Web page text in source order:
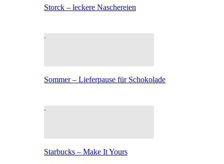
Storck – leckere Naschereien
Sommer – Lieferpause für Schokolade
Starbucks – Make It Yours